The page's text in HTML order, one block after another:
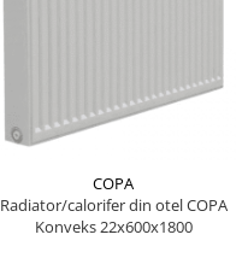
COPA
Radiator/calorifer din otel COPA
Konveks 22x600x1800